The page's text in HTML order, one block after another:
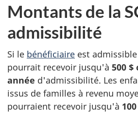
Montants de la
admissibilité
Si le bénéficiaire est admissible
pourrait recevoir jusqu'à 500 $
année d'admissibilité. Les
issus de familles à revenu
pourraient recevoir jusqu'à